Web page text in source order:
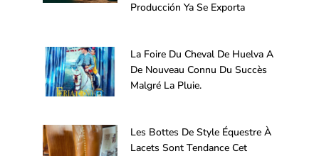
Producción Ya Se Exporta
La Foire Du Cheval De Huelva A
De Nouveau Connu Du Succès
Malgré La Pluie.
Les Bottes De Style Équestre À
Lacets Sont Tendance Cet